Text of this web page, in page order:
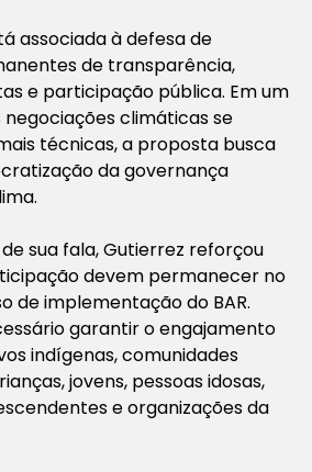
associada à defesa de
de transparência,
e participação pública. Em um
climáticas se
técnicas, a proposta busca
da governança
sua fala, Gutierrez reforçou
devem permanecer no
de implementação do BAR.
garantir o engajamento
indígenas, comunidades
jovens, pessoas idosas,
e organizações da